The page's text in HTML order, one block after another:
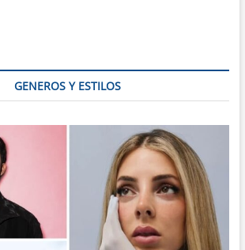
GENEROS Y ESTILOS